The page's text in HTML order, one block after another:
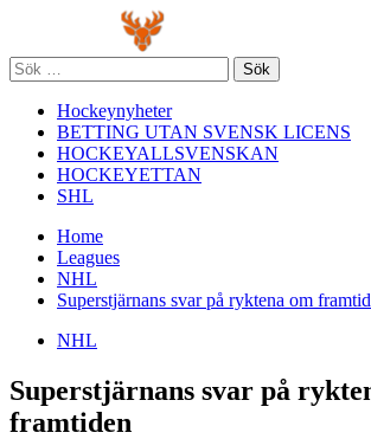
content
Sök
efter:
Hockeynyheter
BETTING UTAN SVENSK LICENS
HOCKEYALLSVENSKAN
HOCKEYETTAN
SHL
Home
Leagues
NHL
Superstjärnans svar på ryktena om
NHL
Superstjärnans svar på
framtiden